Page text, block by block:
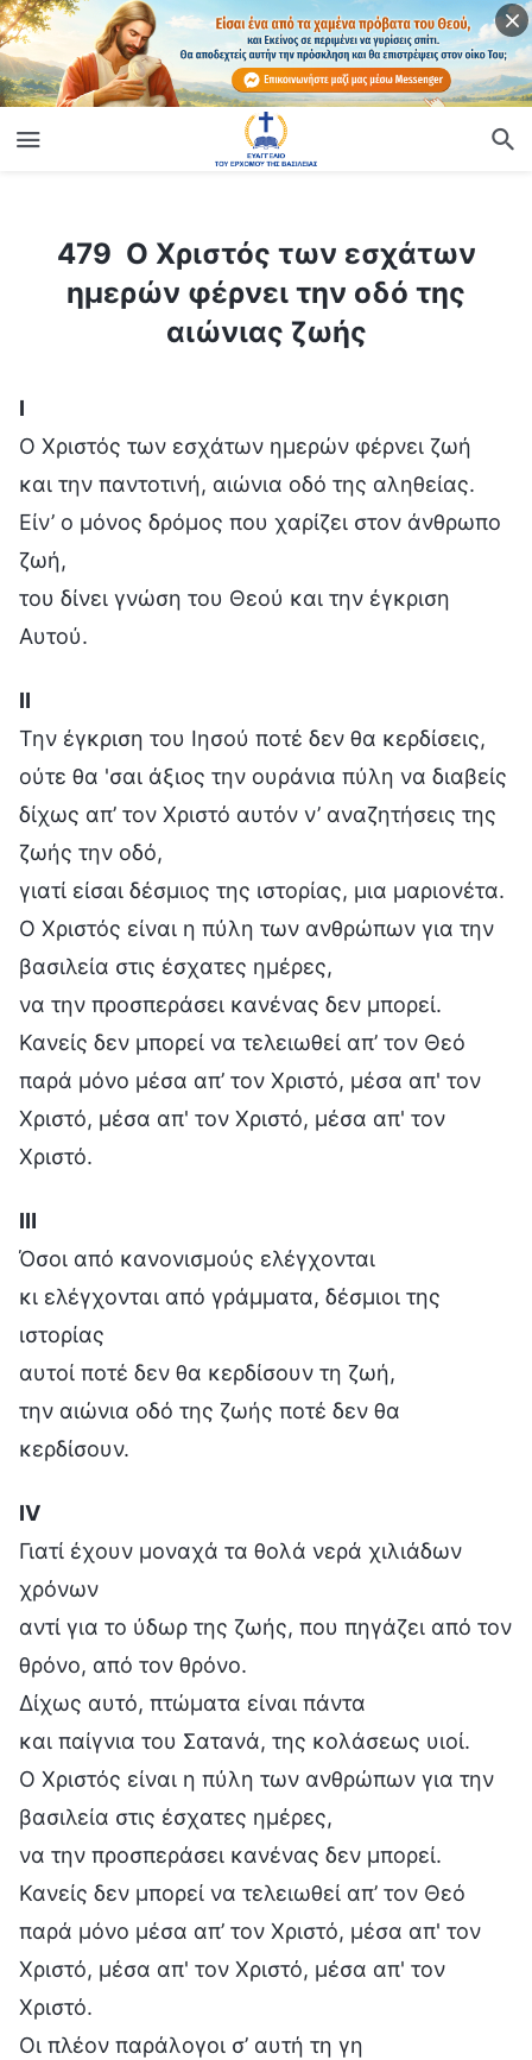
479 O Χριστός των εσχάτων
ημερών φέρνει την οδό της
αιώνιας ζωής
Ⅰ
Ο Χριστός των εσχάτων ημερών φέρνει ζωή
και την παντοτινή, αιώνια οδό της αληθείας.
Είν’ ο μόνος δρόμος που χαρίζει στον άνθρωπο
ζωή,
του δίνει γνώση του Θεού και την έγκριση
Αυτού.
Ⅱ
Την έγκριση του Ιησού ποτέ δεν θα κερδίσεις,
ούτε θα 'σαι άξιος την ουράνια πύλη να διαβείς
δίχως απ’ τον Χριστό αυτόν ν’ αναζητήσεις της
ζωής την οδό,
γιατί είσαι δέσμιος της ιστορίας, μια μαριονέτα.
Ο Χριστός είναι η πύλη των ανθρώπων για την
βασιλεία στις έσχατες ημέρες,
να την προσπεράσει κανένας δεν μπορεί.
Κανείς δεν μπορεί να τελειωθεί απ’ τον Θεό
παρά μόνο μέσα απ’ τον Χριστό, μέσα απ' τον
Χριστό, μέσα απ' τον Χριστό, μέσα απ' τον
Χριστό.
Ⅲ
Όσοι από κανονισμούς ελέγχονται
κι ελέγχονται από γράμματα, δέσμιοι της
ιστορίας
αυτοί ποτέ δεν θα κερδίσουν τη ζωή,
την αιώνια οδό της ζωής ποτέ δεν θα
κερδίσουν.
Ⅳ
Γιατί έχουν μοναχά τα θολά νερά χιλιάδων
χρόνων
αντί για το ύδωρ της ζωής, που πηγάζει από τον
θρόνο, από τον θρόνο.
Δίχως αυτό, πτώματα είναι πάντα
και παίγνια του Σατανά, της κολάσεως υιοί.
Ο Χριστός είναι η πύλη των ανθρώπων για την
βασιλεία στις έσχατες ημέρες,
να την προσπεράσει κανένας δεν μπορεί.
Κανείς δεν μπορεί να τελειωθεί απ’ τον Θεό
παρά μόνο μέσα απ’ τον Χριστό, μέσα απ' τον
Χριστό, μέσα απ' τον Χριστό, μέσα απ' τον
Χριστό.
Οι πλέον παράλογοι σ’ αυτή τη γη